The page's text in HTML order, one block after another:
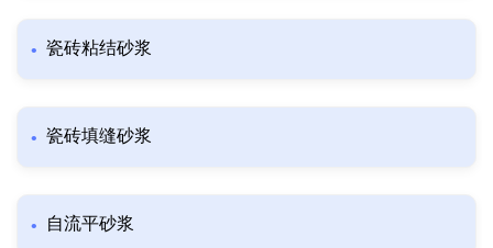
瓷砖粘结砂浆
瓷砖填缝砂浆
自流平砂浆